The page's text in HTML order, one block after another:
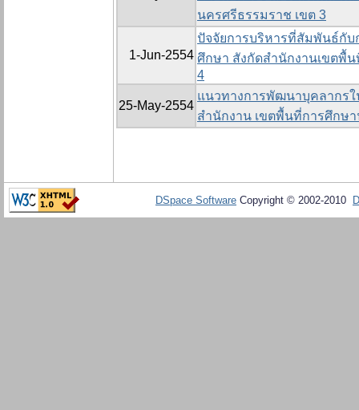
นครศรีธรรมราช เขต 3
1-Jun-2554
ปัจจัยการบริหารที่สัมพันธ์กั
ศึกษา สังกัดสำนักงานเขตพื้
4
25-May-2554
แนวทางการพัฒนาบุคลากร
สำนักงาน เขตพื้นที่การศึกษ
DSpace Software Copyright © 2002-2010